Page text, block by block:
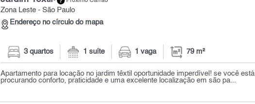
Zona Leste - São Paulo
Endereço no círculo do mapa
3 quartos 1 suíte 1 vaga 79 m²
Apartamento para locação no jardim têxtil oportunidade imperdível! se você está
procurando conforto, praticidade e uma excelente localização em são pa...